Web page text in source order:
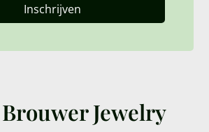
Inschrijven
Jewelry